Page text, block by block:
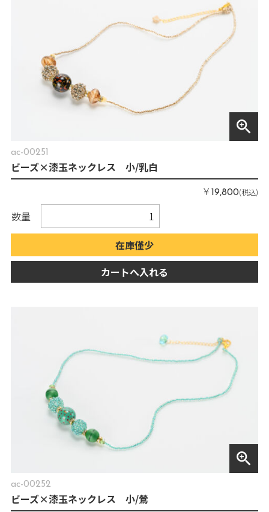
zoom_in
ac-00251
ビーズ×漆玉ネックレス 小/乳白
￥19,800(税込)
数量
在庫僅少
カートへ入れる
zoom_in
ac-00252
ビーズ×漆玉ネックレス 小/鶯